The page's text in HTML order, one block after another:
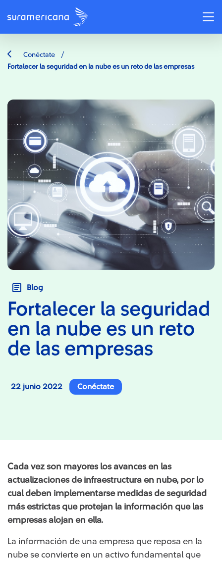
Conéctate /
Fortalecer la seguridad en la nube es un reto de las empresas
Blog
Fortalecer la seguridad
en la nube es un reto
de las empresas
22 junio 2022 Conéctate
Cada vez son mayores los avances en las
actualizaciones de infraestructura en nube, por lo
cual deben implementarse medidas de seguridad
más estrictas que protejan la información que las
empresas alojan en ella.
La información de una empresa que reposa en la
nube se convierte en un activo fundamental que